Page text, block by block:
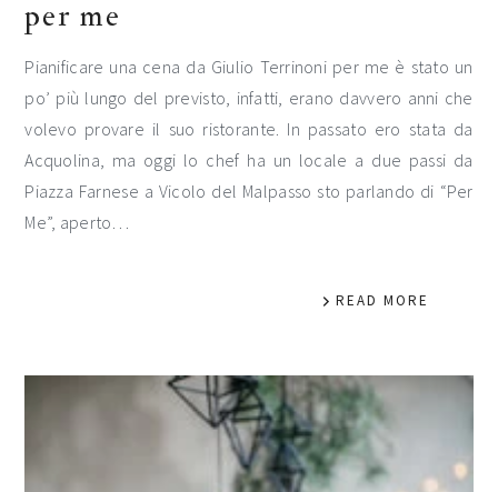
per me
Pianificare una cena da Giulio Terrinoni per me è stato un
po’ più lungo del previsto, infatti, erano davvero anni che
volevo provare il suo ristorante. In passato ero stata da
Acquolina, ma oggi lo chef ha un locale a due passi da
Piazza Farnese a Vicolo del Malpasso sto parlando di “Per
Me”, aperto…
READ MORE